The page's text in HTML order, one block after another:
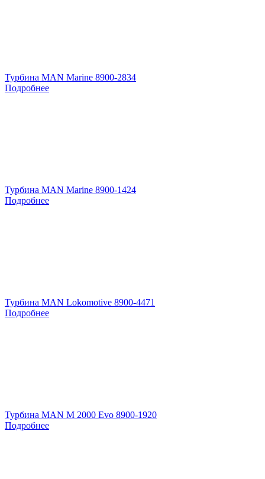
Турбина MAN Marine 8900-2834
Подробнее
Турбина MAN Marine 8900-1424
Подробнее
Турбина MAN Lokomotive 8900-4471
Подробнее
Турбина MAN M 2000 Evo 8900-1920
Подробнее